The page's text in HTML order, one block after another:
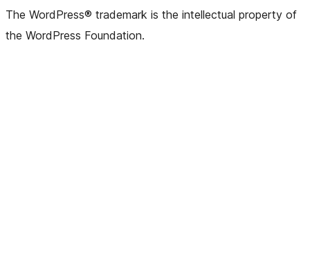
The WordPress® trademark is the intellectual property of
the WordPress Foundation.